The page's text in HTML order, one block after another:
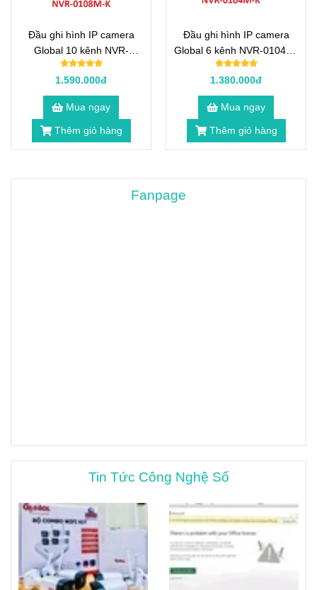
Đầu ghi hình IP camera
Global 10 kênh NVR-
0108M-K
1.590.000đ
Mua ngay
Thêm giỏ hàng
Đầu ghi hình IP camera
Global 6 kênh NVR-0104M-
K
1.380.000đ
Mua ngay
Thêm giỏ hàng
Fanpage
Tin Tức Công Nghệ Số